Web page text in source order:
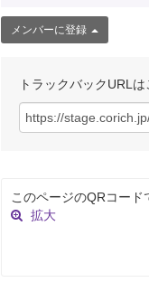
メンバーに登録
トラックバックURLは
このページのQRコード
拡大